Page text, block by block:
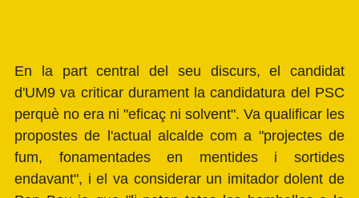
En la part central del seu discurs, el candidat
d'UM9 va criticar durament la candidatura del PSC
perquè no era ni "eficaç ni solvent". Va qualificar les
propostes de l'actual alcalde com a "projectes de
fum, fonamentades en mentides i sortides
endavant", i el va considerar un imitador dolent de